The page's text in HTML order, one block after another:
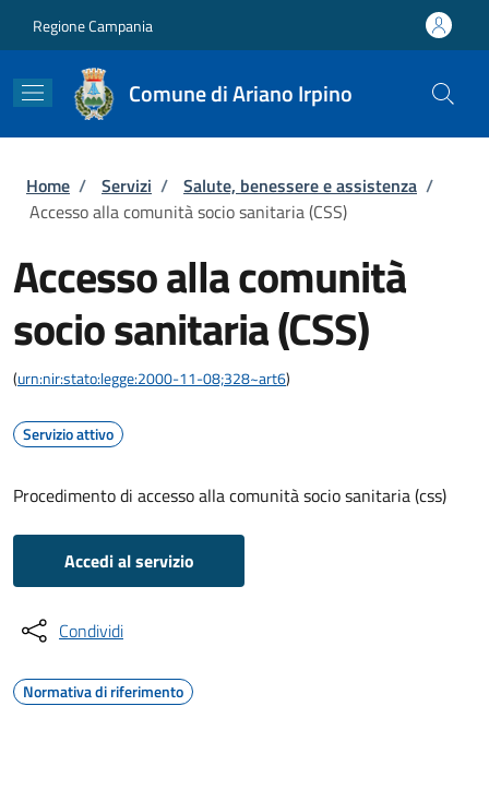
Regione Campania
Comune di Ariano Irpino
Briciole di pane
Home / Servizi / Salute, benessere e assistenza /
Accesso alla comunità socio sanitaria (CSS)
Accesso alla comunità
socio sanitaria (CSS)
(urn:nir:stato:legge:2000-11-08;328~art6)
Servizio attivo
Procedimento di accesso alla comunità socio sanitaria (css)
Accedi al servizio
Condividi
Normativa di riferimento